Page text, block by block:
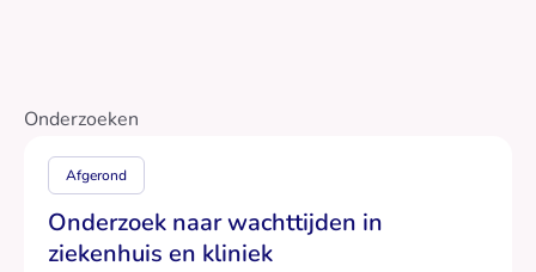
Onderzoeken
Onderzoek naar wachttijden in
ziekenhuis en kliniek
Afgerond